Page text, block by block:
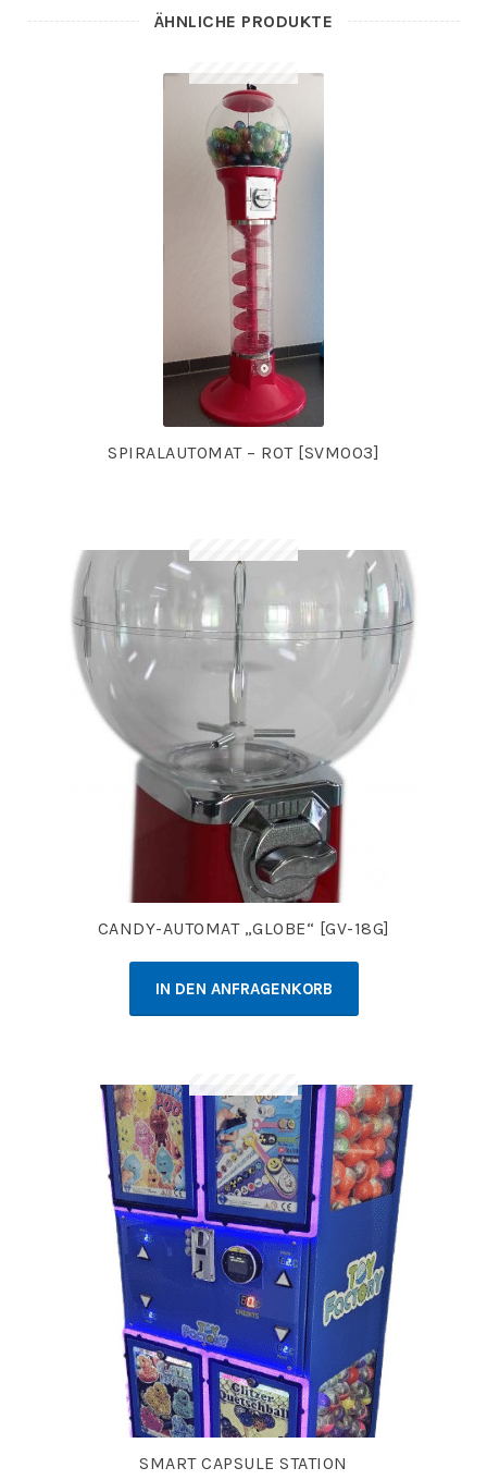
ÄHNLICHE PRODUKTE
SPIRALAUTOMAT – ROT [SVM003]
CANDY-AUTOMAT „GLOBE“ [GV-18G]
IN DEN ANFRAGENKORB
SMART CAPSULE STATION